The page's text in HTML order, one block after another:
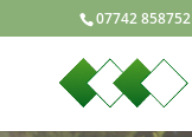
07742 858752